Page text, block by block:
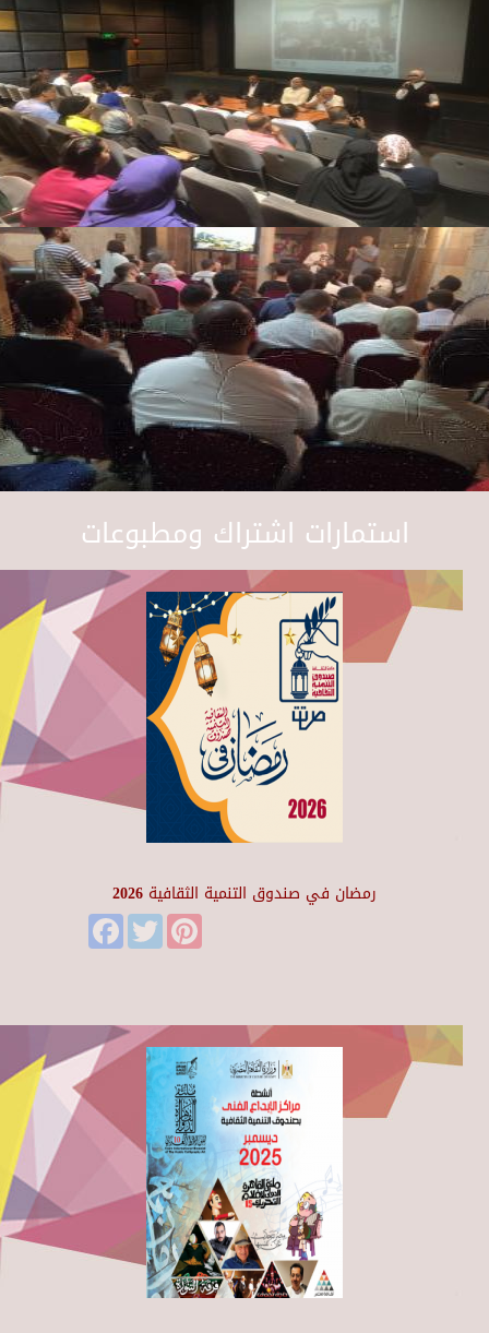
استمارات اشتراك ومطبوعات
رمضان في صندوق التنمية الثقافية 2026
FacebookTwitter